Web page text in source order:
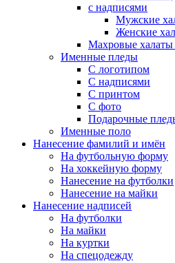
с надписями
Мужские
Женские
Махровые халаты
Именные пледы
С логотипом
С надписями
С принтом
С фото
Подарочные
Именные поло
Нанесение фамилий и имён
На футбольную форму
На хоккейную форму
Нанесение на футболки
Нанесение на майки
Нанесение надписей
На футболки
На майки
На куртки
На спецодежду